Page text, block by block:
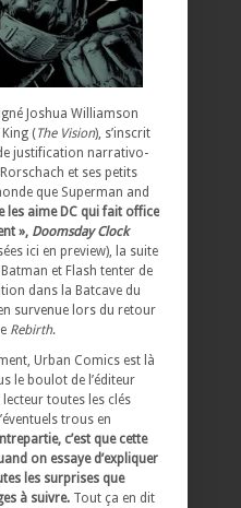
Joshua Williamson
(The Vision), s’inscrit
justification narrativo-
et ses petits
que Superman and
les aime DC qui fait office
», Doomsday Clock
ici en preview), la suite
et Flash tenter de
dans la Batcave du
survenue lors du retour
Rebirth.
Urban Comics est là
le boulot de l’éditeur
toutes les clés
trous en
c’est que cette
on essaye d’expliquer
les surprises que
à suivre. Tout ça en dit